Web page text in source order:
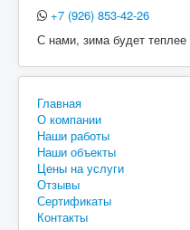
+7 (926) 853-42-26
С нами, зима будет теплее
Главная
О компании
Наши работы
Наши объекты
Цены на услуги
Отзывы
Сертификаты
Контакты